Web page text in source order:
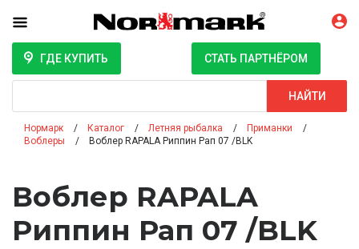
ГДЕ КУПИТЬ СТАТЬ ПАРТНЁРОМ
НАЙТИ
Нормарк Каталог Летняя рыбалка
Приманки
Воблеры
Воблер RAPALA Риппин Рап 07 /BLK
Воблер RAPALA
Риппин Рап 07 /BLK